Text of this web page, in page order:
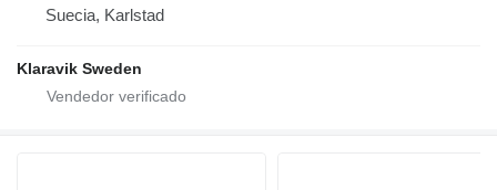
Suecia, Karlstad
Klaravik Sweden